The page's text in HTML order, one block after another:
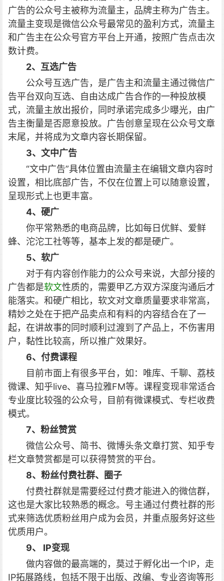
广告的公众号主被称为流量主，品牌主称为广告主。
流量主变现是微信公众号最常见的盈利方式，流量主
和广告主在公众号官方平台上开通，按照广告点击次
数计费。
2、互选广告
公众号互选广告，是广告主和流量主通过微信广
告平台双向互选、自由达成广告合作的一种投放模
式，流量主放出报价，同时承诺完成多少曝光，由广
告主衡量是否愿意投放。广告创意呈现在公众号文章
末尾，并将成为文章内容长期保留。
3、文中广告
“文中广告”具体位置由流量主在编辑文章内容时
设置，相比底部广告，不仅在位置上可以随意设置，
呈现形式上也更丰富。
4、硬广
你平常熟悉的电商品牌，比如每日优鲜、爱鲜
蜂、沱沱工社等等，基本上发的都是硬广。
5、软广
对于有内容创作能力的公众号来说，大部分接的
广告都是软文性质的，需要甲乙方双方深度沟通后才
能落实。和硬广相比，软文对文章质量要求非常高，
精妙之处在于把产品卖点和有料的内容结合在了一
起，在讲故事的同时顺利过渡到了产品上，不伤害用
户，黏性比较高，所以推广效果好。
6、付费课程
目前市面上有很多平台，如：唯库、千聊、荔枝
微课、知乎live、喜马拉雅FM等。课程变现非常适合
专业度比较强的公众号，目前有微课模式、专栏收费
模式。
7、粉丝赞赏
微信公众号、简书、微博头条文章打赏、知乎专
栏文章赞赏都是可以获得赞赏的平台。
8、粉丝付费社群、圈子
付费社群就是需要经过付费才能进入的微信群，
这也是大家比较熟悉的概念。号主通过付费社群的形
式来筛选优质粉丝用户成为会员，并重点服务好这些
优质用户。
9、 IP变现
做内容做的最高端的，莫过于孵化出一个IP，走
IP拓展路线，包括不限于出版、改编、专业咨询等形